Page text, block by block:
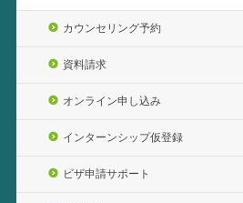
カウンセリング予約
資料請求
オンライン申し込み
インターンシップ仮登録
ビザ申請サポート